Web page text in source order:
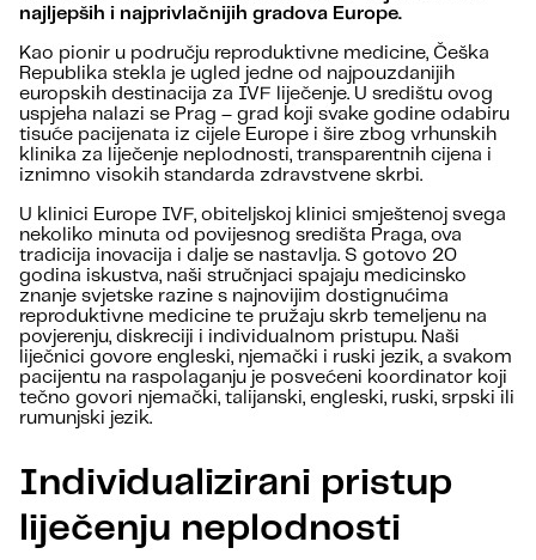
najljepših i najprivlačnijih gradova Europe.
Kao pionir u području reproduktivne medicine, Češka
Republika stekla je ugled jedne od najpouzdanijih
europskih destinacija za IVF liječenje. U središtu ovog
uspjeha nalazi se Prag – grad koji svake godine odabiru
tisuće pacijenata iz cijele Europe i šire zbog vrhunskih
klinika za liječenje neplodnosti, transparentnih cijena i
iznimno visokih standarda zdravstvene skrbi.
U klinici Europe IVF, obiteljskoj klinici smještenoj svega
nekoliko minuta od povijesnog središta Praga, ova
tradicija inovacija i dalje se nastavlja. S gotovo 20
godina iskustva, naši stručnjaci spajaju medicinsko
znanje svjetske razine s najnovijim dostignućima
reproduktivne medicine te pružaju skrb temeljenu na
povjerenju, diskreciji i individualnom pristupu. Naši
liječnici govore engleski, njemački i ruski jezik, a svakom
pacijentu na raspolaganju je posvećeni koordinator koji
tečno govori njemački, talijanski, engleski, ruski, srpski ili
rumunjski jezik.
Individualizirani pristup
liječenju neplodnosti